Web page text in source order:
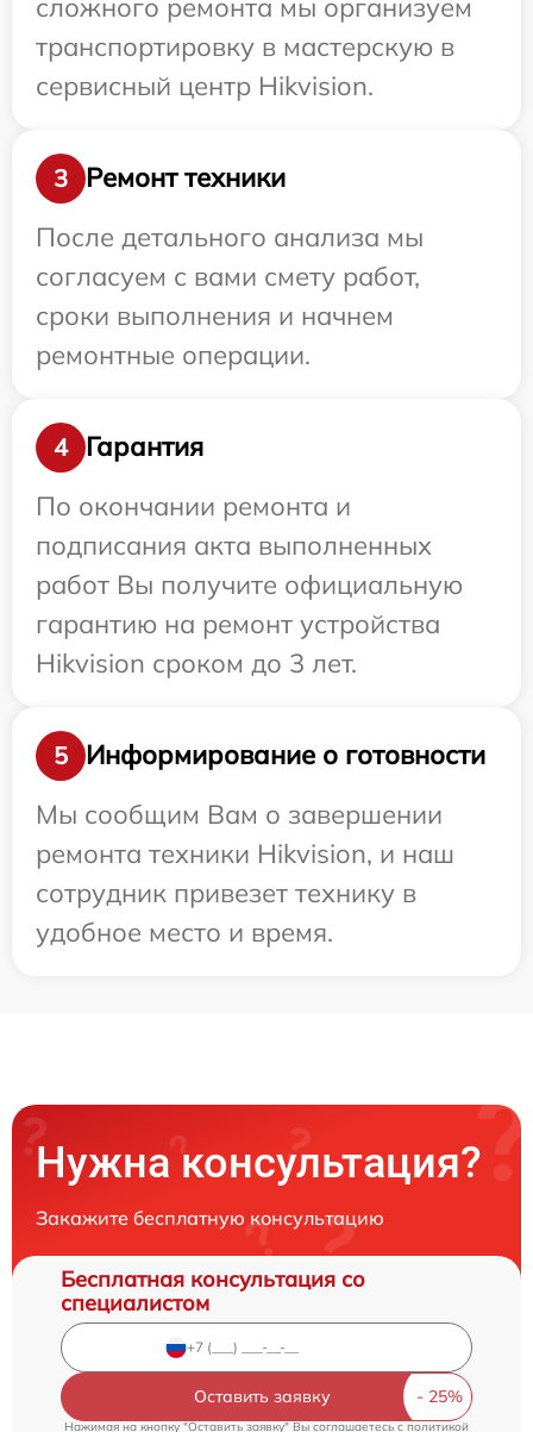
сложного ремонта мы организуем
транспортировку в мастерскую в
сервисный центр Hikvision.
3
Ремонт техники
После детального анализа мы
согласуем с вами смету работ,
сроки выполнения и начнем
ремонтные операции.
4
Гарантия
По окончании ремонта и
подписания акта выполненных
работ Вы получите официальную
гарантию на ремонт устройства
Hikvision сроком до 3 лет.
5
Информирование о готовности
Мы сообщим Вам о завершении
ремонта техники Hikvision, и наш
сотрудник привезет технику в
удобное место и время.
Нужна консультация?
Закажите бесплатную консультацию
Бесплатная консультация со
специалистом
Оставить заявку
Нажимая на кнопку "Оставить заявку" Вы соглашаетесь cполитикой